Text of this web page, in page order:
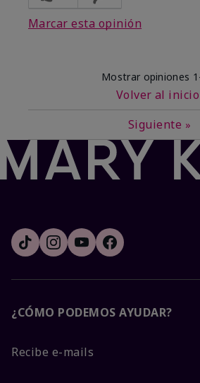
Marcar esta opinión
Mostrar opiniones
Volver al inicio
Siguiente »
¿CÓMO PODEMOS AYUDAR?
Recibe e-mails